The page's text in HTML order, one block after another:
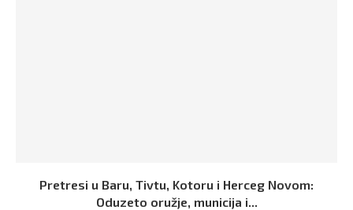
Pretresi u Baru, Tivtu, Kotoru i Herceg Novom:
Oduzeto oružje, municija i...